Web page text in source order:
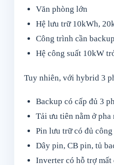
Văn phòng lớn
Hệ lưu trữ 10kWh,
Công trình cần
Hệ công suất 10kW
Tuy nhiên, với hybrid 3
Backup có cấp đủ 3
Tải ưu tiên nằm ở pha
Pin lưu trữ có đủ
Dây pin, CB pin, tủ
Inverter có hỗ trợ